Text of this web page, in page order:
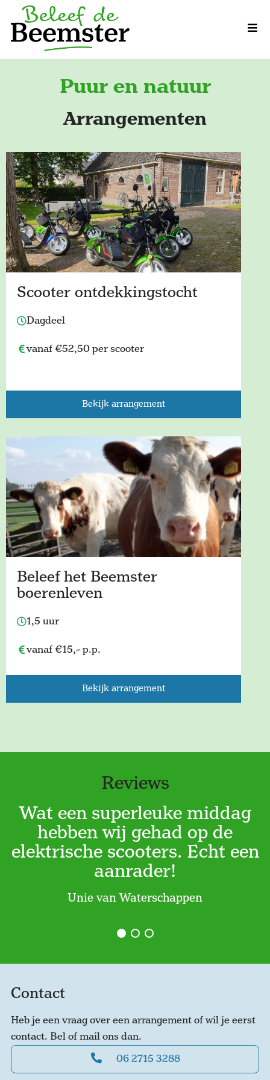
Puur en natuur
Arrangementen
Scooter ontdekkingstocht
Dagdeel
vanaf €52,50 per scooter
Bekijk arrangement
Beleef het Beemster
boerenleven
1,5 uur
vanaf €15,- p.p.
Bekijk arrangement
Reviews
Wat een superleuke middag
hebben wij gehad op de
elektrische scooters. Echt een
aanrader!
Unie van Waterschappen
Contact
Heb je een vraag over een arrangement of wil je eerst
contact. Bel of mail ons dan.
06 2715 3288